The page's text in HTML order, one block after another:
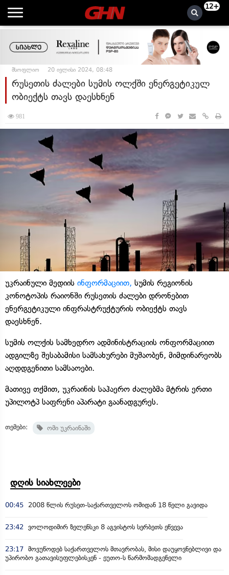
12+
მსოფლიო 20 ივლისი 2024, 08:48
რუსეთის ძალები სუმის ოლქში ენერგეტიკულ
ობიექტს თავს დაესხნენ
981
უკრაინული მედიის ინფორმაციით, სუმის რეგიონის
კონოტოპის რაიონში რუსეთის ძალები დრონებით
ენერგეტიკული ინფრასტრუქტურის ობიექტს თავს
დაესხნენ.
სუმის ოლქის სამხედრო ადმინისტრაციის ონფორმაციით
ადგილზე შესაბამისი სამსახურები მუშაობენ, მიმდინარეობს
აღდდგენითი სამსაოები.
მათივე თქმით, უკრაინის საჰაერო ძალებმა მტრის ერთი
უპილოტპ საფრენი აპარატი გაანადგურეს.
თემები: ომი უკრაინაში
დღის სიახლეები
00:45 2008 წლის რუსეთ-საქართველოს ომიდან 18 წელი გავიდა
23:42 ვოლოდიმირ ზელენსკი 8 აგვისტოს სერბეთს ეწვევა
23:17 მოვუწოდებ საქართველოს მთავრობას, მისი დაუყოვნებლივი და
უპირობო გათავისუფლებისკენ - ეუთო-ს წარმომადგენელი